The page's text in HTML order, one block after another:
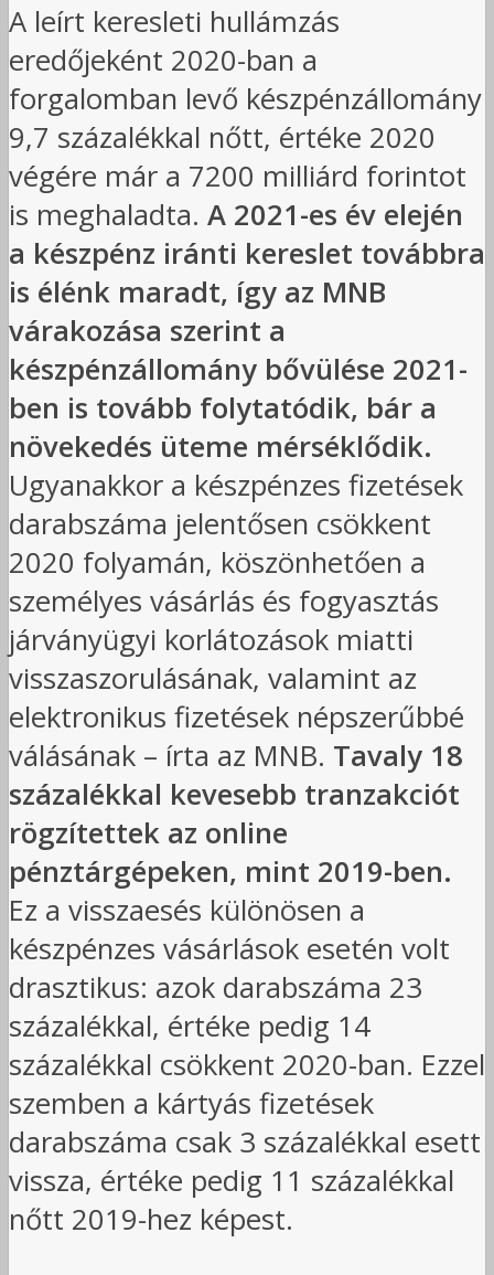
A leírt keresleti hullámzás
eredőjeként 2020-ban a
forgalomban levő készpénzállomány
9,7 százalékkal nőtt, értéke 2020
végére már a 7200 milliárd forintot
is meghaladta. A 2021-es év elején
a készpénz iránti kereslet továbbra
is élénk maradt, így az MNB
várakozása szerint a
készpénzállomány bővülése 2021-
ben is tovább folytatódik, bár a
növekedés üteme mérséklődik.
Ugyanakkor a készpénzes fizetések
darabszáma jelentősen csökkent
2020 folyamán, köszönhetően a
személyes vásárlás és fogyasztás
járványügyi korlátozások miatti
visszaszorulásának, valamint az
elektronikus fizetések népszerűbbé
válásának – írta az MNB. Tavaly 18
százalékkal kevesebb tranzakciót
rögzítettek az online
pénztárgépeken, mint 2019-ben.
Ez a visszaesés különösen a
készpénzes vásárlások esetén volt
drasztikus: azok darabszáma 23
százalékkal, értéke pedig 14
százalékkal csökkent 2020-ban. Ezzel
szemben a kártyás fizetések
darabszáma csak 3 százalékkal esett
vissza, értéke pedig 11 százalékkal
nőtt 2019-hez képest.